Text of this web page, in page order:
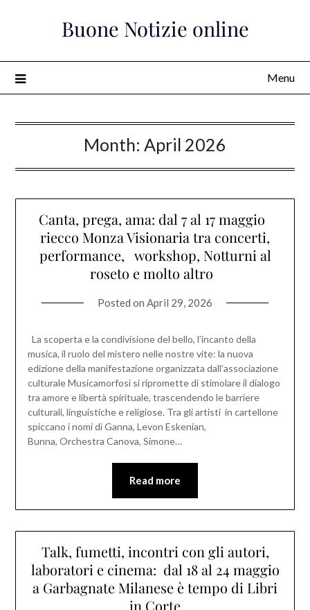
Buone Notizie online
Menu
Month: April 2026
Canta, prega, ama: dal 7 al 17 maggio
riecco Monza Visionaria tra concerti,
performance, workshop, Notturni al
roseto e molto altro
Posted on April 29, 2026
La scoperta e la condivisione del bello, l’incanto della
musica, il ruolo del mistero nelle nostre vite: la nuova
edizione della manifestazione organizzata dall’associazione
culturale Musicamorfosi si ripromette di stimolare il dialogo
tra amore e libertà spirituale, trascendendo le barriere
culturali, linguistiche e religiose. Tra gli artisti in cartellone
spiccano i nomi di Ganna, Levon Eskenian,
Bunna, Orchestra Canova, Simone…
Read more
Talk, fumetti, incontri con gli autori,
laboratori e cinema: dal 18 al 24 maggio
a Garbagnate Milanese è tempo di Libri
in Corte